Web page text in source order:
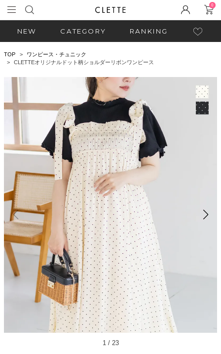
0
NEW CATEGORY RANKING
TOP
ワンピース・チュニック
CLETTEオリジナルドット柄ショルダーリボンワンピース
1/ 23